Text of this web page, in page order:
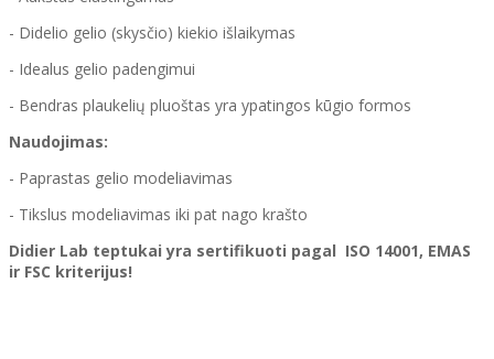
- Didelio gelio (skysčio) kiekio išlaikymas
- Idealus gelio padengimui
- Bendras plaukelių pluoštas yra ypatingos kūgio formos
Naudojimas:
- Paprastas gelio modeliavimas
- Tikslus modeliavimas iki pat nago krašto
Didier Lab teptukai yra sertifikuoti pagal ISO 14001, EMAS
ir FSC kriterijus!